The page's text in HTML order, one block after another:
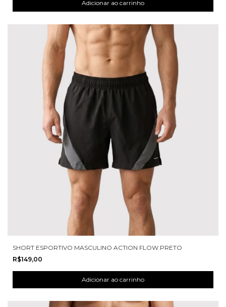
SHORT ESPORTIVO MASCULINO ACTION FLOW PRETO
R$149,00